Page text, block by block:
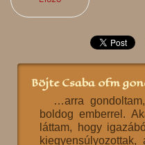
Böjte Csaba ofm
…arra
boldog emberrel.
láttam, hogy